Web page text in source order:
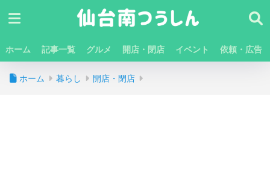
ホーム 記事一覧 グルメ 開店・閉店 イベント 依頼・広告
ホーム 暮らし 開店・閉店